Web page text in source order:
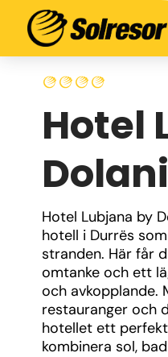
Hotel
Hotel Lubjana by
hotell i Durrës
stranden. Här får
omtanke och ett
och avkopplande.
restauranger och
hotellet ett
kombinera sol,